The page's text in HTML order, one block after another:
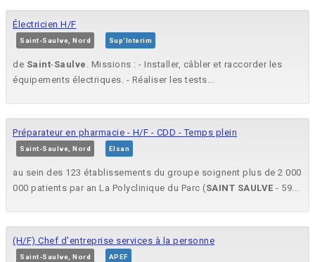
Électricien H/F
Saint-Saulve, Nord Sup'Interim
de Saint-Saulve . Missions : - Installer, câbler et raccorder les
équipements électriques. - Réaliser les tests...
Préparateur en pharmacie - H/F - CDD - Temps plein
Saint-Saulve, Nord Elsan
au sein des 123 établissements du groupe soignent plus de 2 000
000 patients par an La Polyclinique du Parc (SAINT SAULVE - 59...
(H/F) Chef d'entreprise services à la personne
Saint-Saulve, Nord APEF